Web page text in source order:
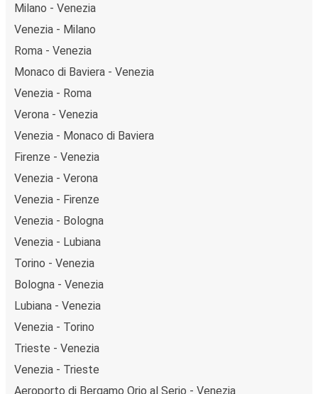
Milano - Venezia
Venezia - Milano
Roma - Venezia
Monaco di Baviera - Venezia
Venezia - Roma
Verona - Venezia
Venezia - Monaco di Baviera
Firenze - Venezia
Venezia - Verona
Venezia - Firenze
Venezia - Bologna
Venezia - Lubiana
Torino - Venezia
Bologna - Venezia
Lubiana - Venezia
Venezia - Torino
Trieste - Venezia
Venezia - Trieste
Aeroporto di Bergamo Orio al Serio - Venezia